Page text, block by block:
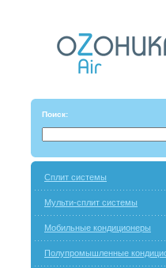
Поиск:
Сплит системы
Мульти-сплит системы
Мобильные кондиционеры
Полупромышленные